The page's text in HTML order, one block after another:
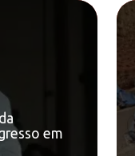
em